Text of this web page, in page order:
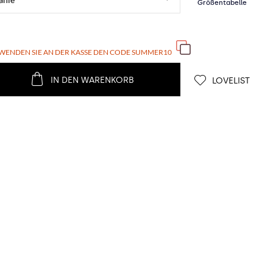
SIE AN DER KASSE DEN CODESUMMER10
IN DEN WARENKORB LOVELIST